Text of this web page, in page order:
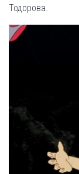
Тодорова.